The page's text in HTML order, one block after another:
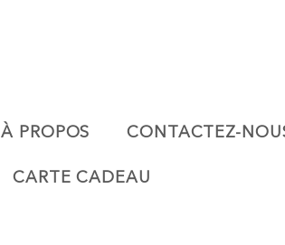
À PROPOS CONTACTEZ-
CARTE CADEAU